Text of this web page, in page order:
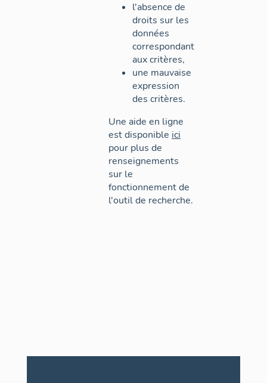
l'absence de
droits sur les
données
correspondant
aux critères,
une mauvaise
expression
des critères.
Une aide en ligne
est disponible ici
pour plus de
renseignements
sur le
fonctionnement de
l'outil de recherche.